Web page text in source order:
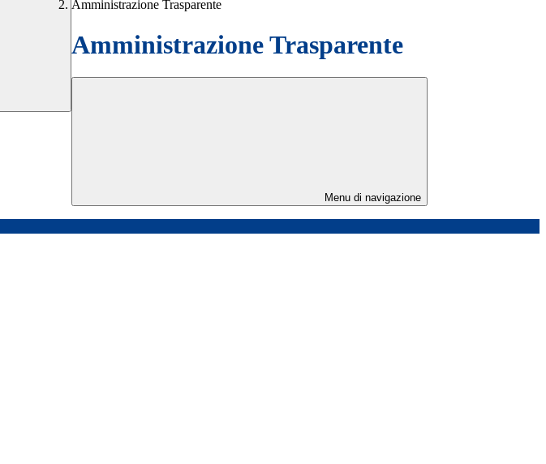
Amministrazione Trasparente
Amministrazione Trasparente
Menu di navigazione